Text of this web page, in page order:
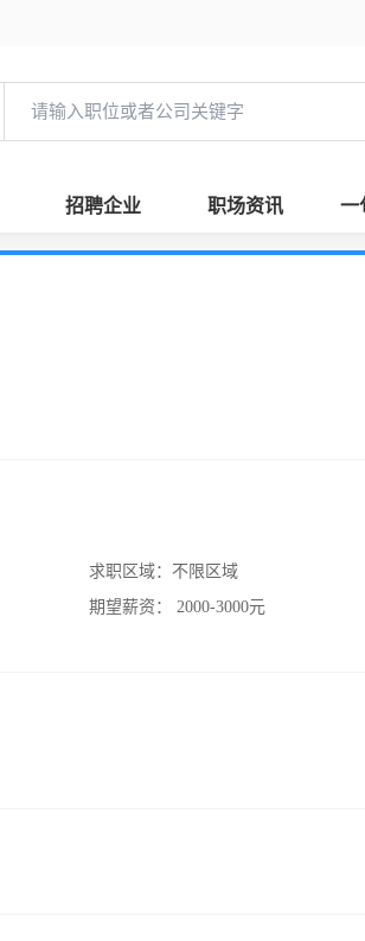
招聘企业 职场资讯 一
求职区域： 不限区域
期望薪资：
2000-3000元